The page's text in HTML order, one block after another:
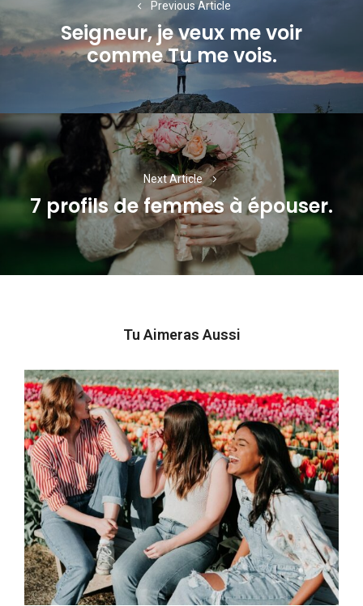
l’article
Previous Article
Previous
post:
Seigneur, je veux me voir
comme Tu me vois.
Next Article
Next
post:
7 profils de femmes à épouser.
Tu Aimeras Aussi